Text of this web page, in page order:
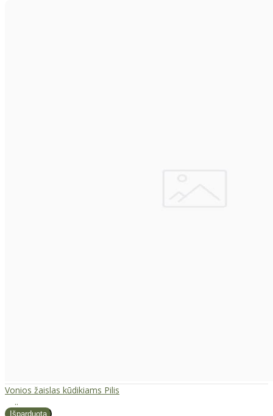
Vonios žaislas kūdikiams Pilis
..